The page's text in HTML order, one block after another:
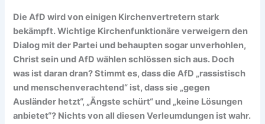
Die AfD wird von einigen Kirchenvertretern stark
bekämpft. Wichtige Kirchenfunktionäre verweigern den
Dialog mit der Partei und behaupten sogar unverhohlen,
Christ sein und AfD wählen schlössen sich aus. Doch
was ist daran dran? Stimmt es, dass die AfD „rassistisch
und menschenverachtend“ ist, dass sie „gegen
Ausländer hetzt“, „Ängste schürt“ und „keine Lösungen
anbietet“? Nichts von all diesen Verleumdungen ist wahr.